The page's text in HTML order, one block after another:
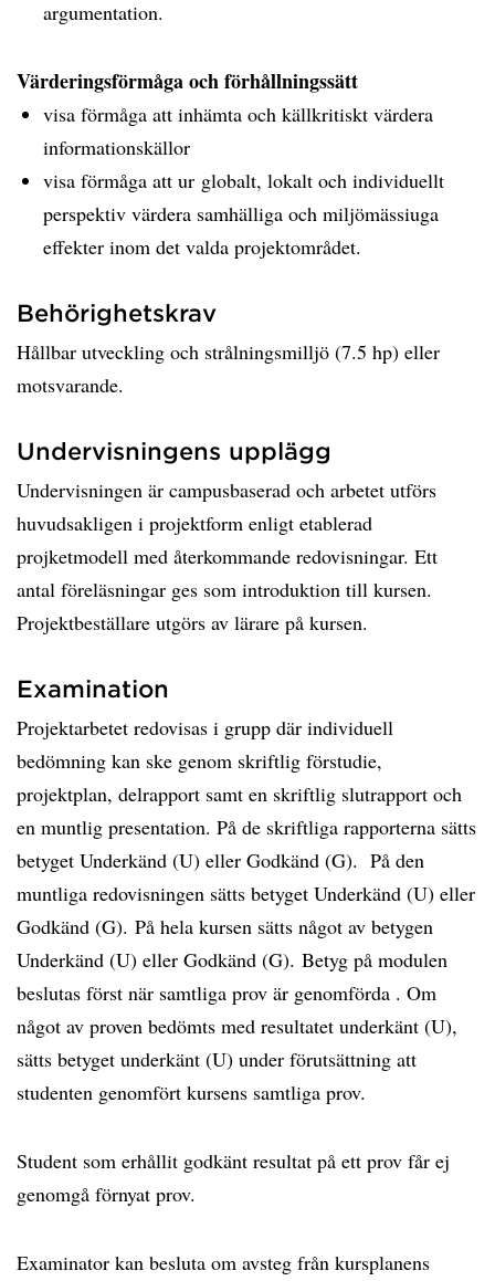
argumentation.
Värderingsförmåga och förhållningssätt
visa förmåga att inhämta och källkritiskt värdera
informationskällor
visa förmåga att ur globalt, lokalt och individuellt
perspektiv värdera samhälliga och miljömässiuga
effekter inom det valda projektområdet.
Behörighetskrav
Hållbar utveckling och strålningsmilljö (7.5 hp) eller
motsvarande.
Undervisningens upplägg
Undervisningen är campusbaserad och arbetet utförs
huvudsakligen i projektform enligt etablerad
projketmodell med återkommande redovisningar. Ett
antal föreläsningar ges som introduktion till kursen.
Projektbeställare utgörs av lärare på kursen.
Examination
Projektarbetet redovisas i grupp där individuell
bedömning kan ske genom skriftlig förstudie,
projektplan, delrapport samt en skriftlig slutrapport och
en muntlig presentation. På de skriftliga rapporterna sätts
betyget Underkänd (U) eller Godkänd (G). På den
muntliga redovisningen sätts betyget Underkänd (U) eller
Godkänd (G). På hela kursen sätts något av betygen
Underkänd (U) eller Godkänd (G). Betyg på modulen
beslutas först när samtliga prov är genomförda . Om
något av proven bedömts med resultatet underkänt (U),
sätts betyget underkänt (U) under förutsättning att
studenten genomfört kursens samtliga prov.
Student som erhållit godkänt resultat på ett prov får ej
genomgå förnyat prov.
Examinator kan besluta om avsteg från kursplanens